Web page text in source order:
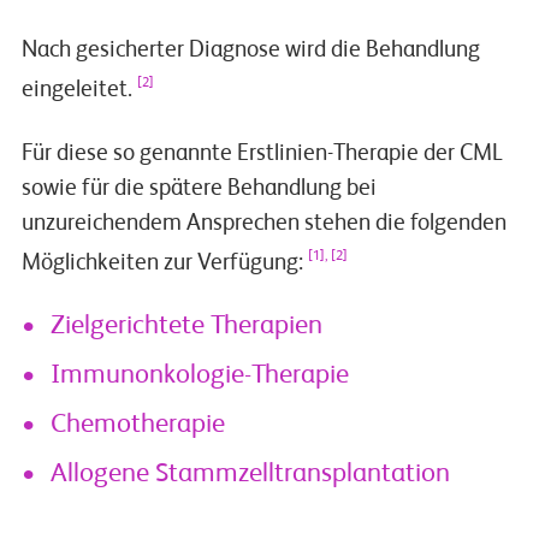
Nach gesicherter Diagnose wird die Behandlung
eingeleitet.
[2]
Für diese so genannte Erstlinien-Therapie der CML
sowie für die spätere Behandlung bei
unzureichendem Ansprechen stehen die folgenden
Möglichkeiten zur Verfügung:
[1], [2]
Zielgerichtete Therapien
Immunonkologie-Therapie
Chemotherapie
Allogene Stammzelltransplantation